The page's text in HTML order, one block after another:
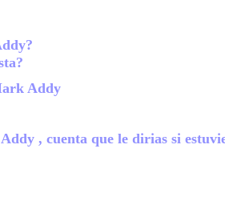
Addy
, cuenta que le dirias si